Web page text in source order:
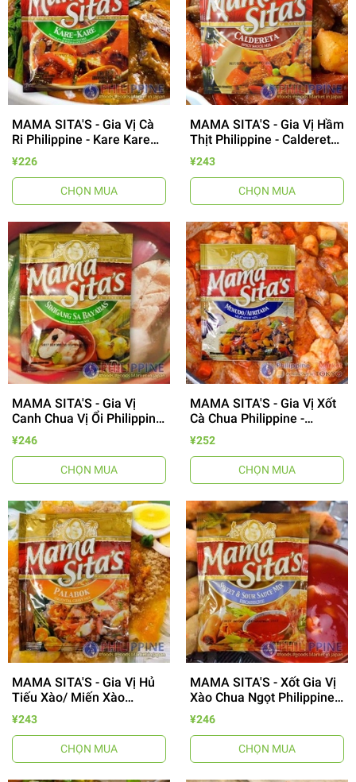
MAMA SITA'S - Gia Vị Cà
Ri Philippine - Kare Kare
Mix 57g
¥226
CHỌN MUA
MAMA SITA'S - Gia Vị Hầm
Thịt Philippine - Caldereta
Mix 50g
¥243
CHỌN MUA
MAMA SITA'S - Gia Vị
Canh Chua Vị Ổi Philippine
- Guava Soup Mix 40g
¥246
CHỌN MUA
MAMA SITA'S - Gia Vị Xốt
Cà Chua Philippine -
Menudo/ Afitada 30g
¥252
CHỌN MUA
MAMA SITA'S - Gia Vị Hủ
Tiếu Xào/ Miến Xào
Philippine - Palabok Mix
57g
¥243
CHỌN MUA
MAMA SITA'S - Xốt Gia Vị
Xào Chua Ngọt Philippine -
Sweet & Sour Mix 57g
¥246
CHỌN MUA